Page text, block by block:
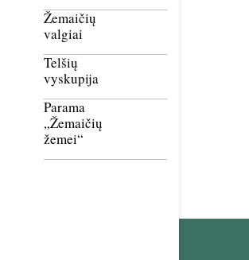
Žemaičių
valgiai
Telšių
vyskupija
Parama
„Žemaičių
žemei“